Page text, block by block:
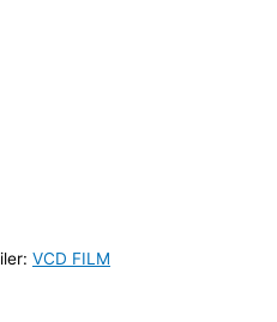
VCD FILM